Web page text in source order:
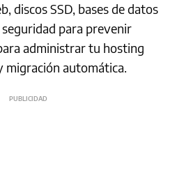
discos SSD, bases de datos
para prevenir
administrar tu hosting
migración automática.